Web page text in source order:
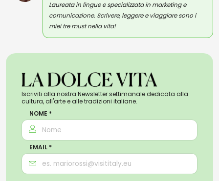
Laureata in lingue e specializzata in marketing e
comunicazione. Scrivere, leggere e viaggiare sono i
miei tre must nella vita!
Iscriviti alla nostra Newsletter settimanale dedicata alla
cultura, all'arte e alle tradizioni italiane.
NOME *
EMAIL *